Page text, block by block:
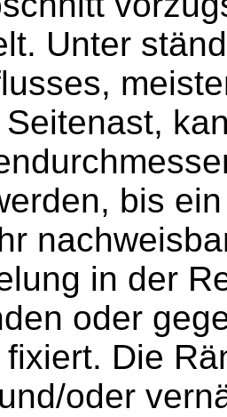
Unter
bis
in der
oder
fixiert. Die
oder